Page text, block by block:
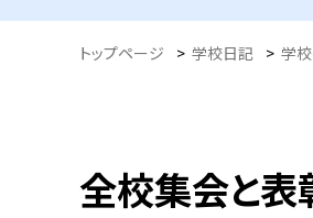
トップページ > 学校日記 > 学
全校集会と表